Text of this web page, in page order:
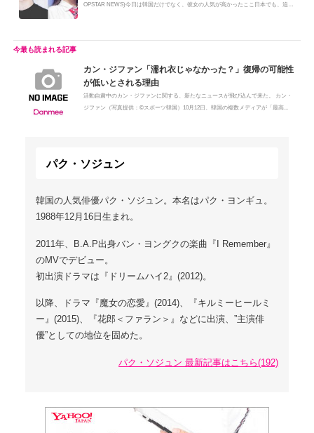
OPSTAR NEWS)今日は韓国だけでなく、彼女の人気が高かったここ日本でも、追
カン・ジファン「濡れ衣じゃなかった？」復帰の可能性
が低いとされる理由
活動自粛中のカン・ジファンに関する、新たなニュースが飛び込んで来た。 カン・
ジファン（写真提供：©スポーツ韓国）10月12日、韓国の複数メディアが「最高...
パク・ソジュン
韓国の人気俳優パク・ソジュン。本名はパク・ヨンギュ。
1988年12月16日生まれ。
2011年、B.A.P出身バン・ヨングクの楽曲『I Remember』
のMVでデビュー。
初出演ドラマは『ドリームハイ2』(2012)。
以降、ドラマ『魔女の恋愛』(2014)、『キルミーヒールミ
ー』(2015)、『花郎＜ファラン＞』などに出演、”主演俳
優”としての地位を固めた。
パク・ソジュン 最新記事はこちら(192)